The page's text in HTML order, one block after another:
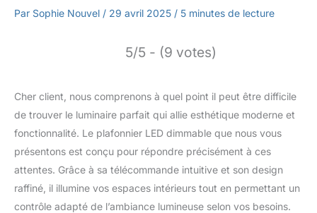
Par Sophie Nouvel / 29 avril 2025 / 5 minutes de lecture
5/5 - (9 votes)
Cher client, nous comprenons à quel point il peut être difficile
de trouver le luminaire parfait qui allie esthétique moderne et
fonctionnalité. Le plafonnier LED dimmable que nous vous
présentons est conçu pour répondre précisément à ces
attentes. Grâce à sa télécommande intuitive et son design
raffiné, il illumine vos espaces intérieurs tout en permettant un
contrôle adapté de l’ambiance lumineuse selon vos besoins.